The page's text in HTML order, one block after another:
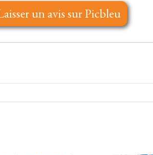
un avis sur Picbleu